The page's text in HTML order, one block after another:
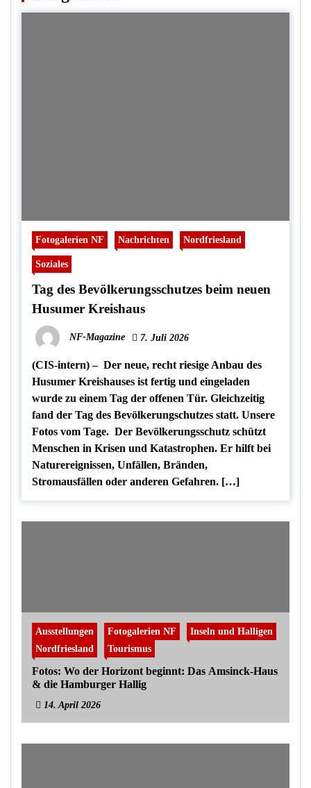
Fotogalerien NF Nachrichten Nordfriesland
Soziales
Tag des Bevölkerungsschutzes beim neuen
Husumer Kreishaus
NF-Magazine 7. Juli 2026
(CIS-intern) – Der neue, recht riesige Anbau des
Husumer Kreishauses ist fertig und eingeladen
wurde zu einem Tag der offenen Tür. Gleichzeitig
fand der Tag des Bevölkerungschutzes statt. Unsere
Fotos vom Tage. Der Bevölkerungsschutz schützt
Menschen in Krisen und Katastrophen. Er hilft bei
Naturereignissen, Unfällen, Bränden,
Stromausfällen oder anderen Gefahren. […]
Ausstellungen Fotogalerien NF
Inseln und Halligen
Nordfriesland
Tourismus
Fotos: Wo der Horizont beginnt: Das Amsinck-Haus
& die Hamburger Hallig
14. April 2026